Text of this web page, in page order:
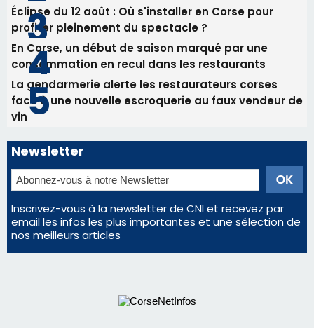
Éclipse du 12 août : Où s'installer en Corse pour
profiter pleinement du spectacle ?
En Corse, un début de saison marqué par une
consommation en recul dans les restaurants
La gendarmerie alerte les restaurateurs corses
face à une nouvelle escroquerie au faux vendeur de
vin
Newsletter
Inscrivez-vous à la newsletter de CNI et recevez par
email les infos les plus importantes et une sélection de
nos meilleurs articles